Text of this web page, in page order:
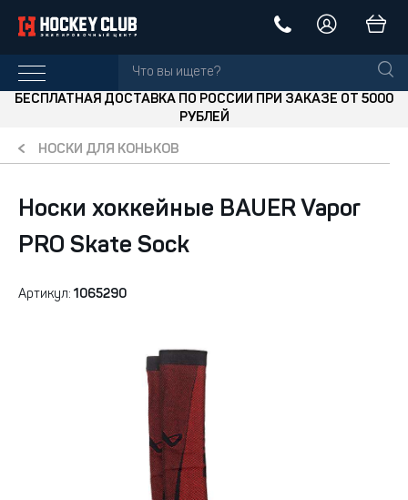
БЕСПЛАТНАЯ ДОСТАВКА ПО РОССИИ ПРИ ЗАКАЗЕ ОТ 5000
РУБЛЕЙ
НОСКИ ДЛЯ КОНЬКОВ
Носки хоккейные BAUER Vapor
PRO Skate Sock
Артикул: 1065290